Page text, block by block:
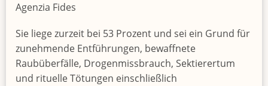
Agenzia Fides
Sie liege zurzeit bei 53 Prozent und sei ein Grund für
zunehmende Entführungen, bewaffnete
Raubüberfälle, Drogenmissbrauch, Sektierertum
und rituelle Tötungen einschließlich